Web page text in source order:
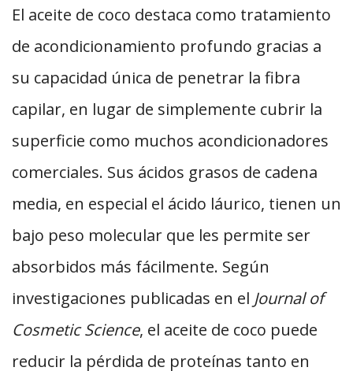
El aceite de coco destaca como tratamiento
de acondicionamiento profundo gracias a
su capacidad única de penetrar la fibra
capilar, en lugar de simplemente cubrir la
superficie como muchos acondicionadores
comerciales. Sus ácidos grasos de cadena
media, en especial el ácido láurico, tienen un
bajo peso molecular que les permite ser
absorbidos más fácilmente. Según
investigaciones publicadas en el Journal of
Cosmetic Science, el aceite de coco puede
reducir la pérdida de proteínas tanto en